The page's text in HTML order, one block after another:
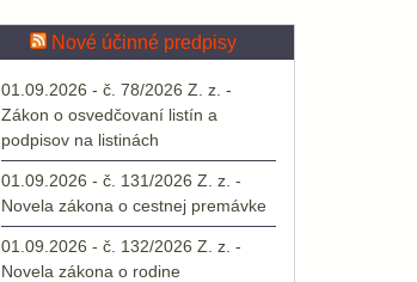
Nové účinné predpisy
01.09.2026 - č. 78/2026 Z. z. -
Zákon o osvedčovaní listín a
podpisov na listinách
01.09.2026 - č. 131/2026 Z. z. -
Novela zákona o cestnej premávke
01.09.2026 - č. 132/2026 Z. z. -
Novela zákona o rodine